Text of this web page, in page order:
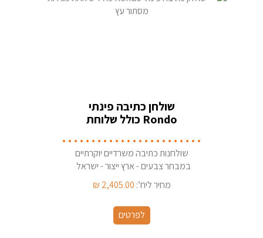
שולחן כתיבה פינתי
Rondo כולל שלוחת
שולחנות כתיבה משרדיים יוקרתיים
במבחר צבעים - ארץ ייצור - ישראל
מחיר ליח’: 2,405.00
₪
לפרטים